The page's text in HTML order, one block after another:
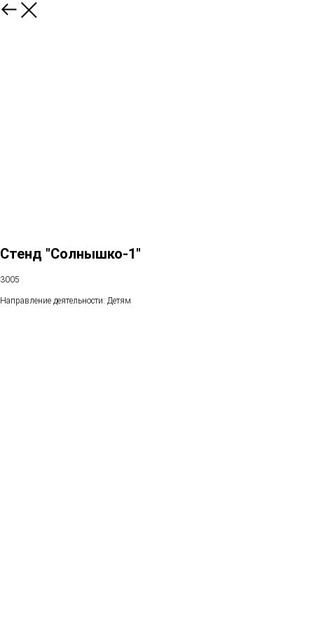
Стенд "Солнышко-1"
3005
Направление деятельности: Детям